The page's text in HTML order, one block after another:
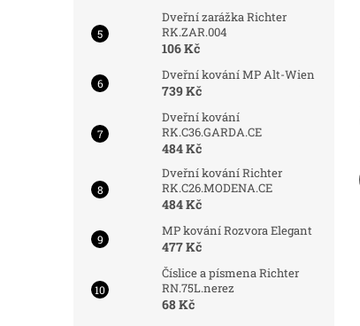
Dveřní zarážka Richter
RK.ZAR.004
106 Kč
Dveřní kování MP Alt-Wien
739 Kč
Dveřní kování
RK.C36.GARDA.CE
484 Kč
Dveřní kování Richter
RK.C26.MODENA.CE
484 Kč
MP kování Rozvora Elegant
477 Kč
Číslice a písmena Richter
RN.75L.nerez
68 Kč
2 662 Kč
MP - Posuvný systém VINTAGE 3 s
designu a moderního pohodlí